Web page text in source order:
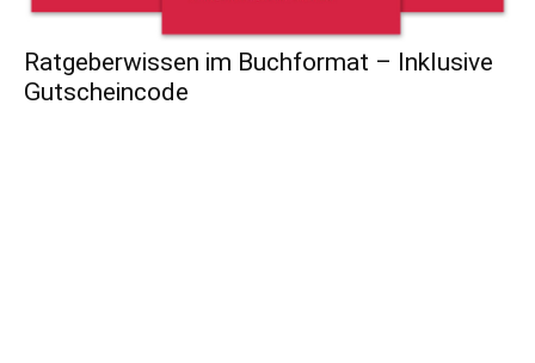
Ratgeberwissen im Buchformat – Inklusive
Gutscheincode